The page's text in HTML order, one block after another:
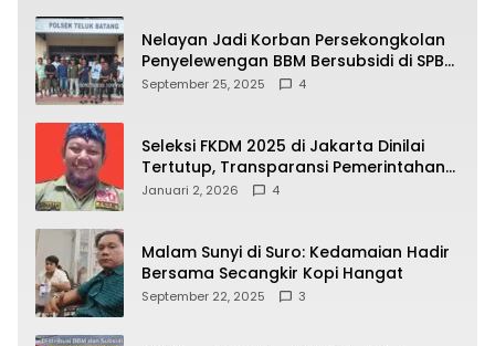
Nelayan Jadi Korban Persekongkolan
Penyelewengan BBM Bersubsidi di SPBU
64.78809 Teluk Batang
September 25, 2025 4
Seleksi FKDM 2025 di Jakarta Dinilai
Tertutup, Transparansi Pemerintahan
Pramono–Rano Dipertanyakan
Januari 2, 2026 4
Malam Sunyi di Suro: Kedamaian Hadir
Bersama Secangkir Kopi Hangat
September 22, 2025 3